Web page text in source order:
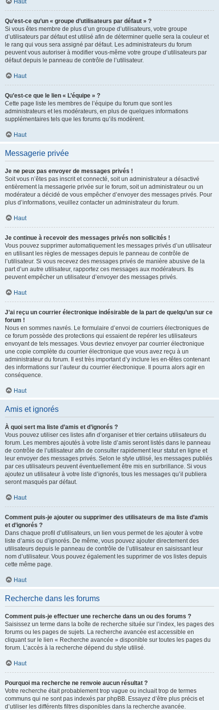
Haut
Qu’est-ce qu’un « groupe d’utilisateurs par défaut » ?
Si vous êtes membre de plus d’un groupe d’utilisateurs, votre groupe
d’utilisateurs par défaut est utilisé afin de déterminer quelle sera la couleur et
le rang qui vous sera assigné par défaut. Les administrateurs du forum
peuvent vous autoriser à modifier vous-même votre groupe d’utilisateurs par
défaut depuis le panneau de contrôle de l’utilisateur.
Haut
Qu’est-ce que le lien « L’équipe » ?
Cette page liste les membres de l’équipe du forum que sont les
administrateurs et les modérateurs, en plus de quelques informations
supplémentaires tels que les forums qu’ils modèrent.
Haut
Messagerie privée
Je ne peux pas envoyer de messages privés !
Soit vous n’êtes pas inscrit et connecté, soit un administrateur a désactivé
entièrement la messagerie privée sur le forum, soit un administrateur ou un
modérateur a décidé de vous empêcher d’envoyer des messages privés. Pour
plus d’informations, veuillez contacter un administrateur du forum.
Haut
Je continue à recevoir des messages privés non sollicités !
Vous pouvez supprimer automatiquement les messages privés d’un utilisateur
en utilisant les règles de messages depuis le panneau de contrôle de
l’utilisateur. Si vous recevez des messages privés de manière abusive de la
part d’un autre utilisateur, rapportez ces messages aux modérateurs. Ils
peuvent empêcher un utilisateur d’envoyer des messages privés.
Haut
J’ai reçu un courrier électronique indésirable de la part de quelqu’un sur ce
forum !
Nous en sommes navrés. Le formulaire d’envoi de courriers électroniques de
ce forum possède des protections qui essaient de repérer les utilisateurs
envoyant de tels messages. Vous devriez envoyer par courrier électronique
une copie complète du courrier électronique que vous avez reçu à un
administrateur du forum. Il est très important d’y inclure les en-têtes contenant
des informations sur l’auteur du courrier électronique. Il pourra alors agir en
conséquence.
Haut
Amis et ignorés
À quoi sert ma liste d’amis et d’ignorés ?
Vous pouvez utiliser ces listes afin d’organiser et trier certains utilisateurs du
forum. Les membres ajoutés à votre liste d’amis seront listés dans le panneau
de contrôle de l’utilisateur afin de consulter rapidement leur statut en ligne et
leur envoyer des messages privés. Selon le style utilisé, les messages publiés
par ces utilisateurs peuvent éventuellement être mis en surbrillance. Si vous
ajoutez un utilisateur à votre liste d’ignorés, tous les messages qu’il publiera
seront masqués par défaut.
Haut
Comment puis-je ajouter ou supprimer des utilisateurs de ma liste d’amis
et d’ignorés ?
Dans chaque profil d’utilisateurs, un lien vous permet de les ajouter à votre
liste d’amis ou d’ignorés. De même, vous pouvez ajouter directement des
utilisateurs depuis le panneau de contrôle de l’utilisateur en saisissant leur
nom d’utilisateur. Vous pouvez également les supprimer de vos listes depuis
cette même page.
Haut
Recherche dans les forums
Comment puis-je effectuer une recherche dans un ou des forums ?
Saisissez un terme dans la boîte de recherche située sur l’index, les pages des
forums ou les pages de sujets. La recherche avancée est accessible en
cliquant sur le lien « Recherche avancée » disponible sur toutes les pages du
forum. L’accès à la recherche dépend du style utilisé.
Haut
Pourquoi ma recherche ne renvoie aucun résultat ?
Votre recherche était probablement trop vague ou incluait trop de termes
communs qui ne sont pas indexés par phpBB. Essayez d’être plus précis et
d’utiliser les différents filtres disponibles dans la recherche avancée.